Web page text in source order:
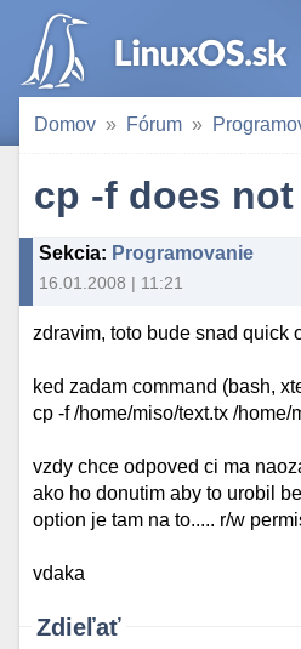
Domov Fórum
cp -f does
Sekcia: Programovanie
16.01.2008 | 11:21
zdravim, toto bude snad quick
ked zadam command (bash,
cp -f /home/miso/text.tx /home/
vzdy chce odpoved ci ma
ako ho donutim aby to urobil
option je tam na to..... r/w
vdaka
Zdieľať